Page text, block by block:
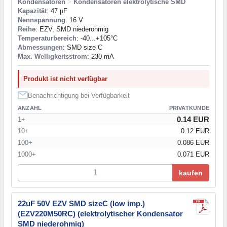
Kondensatoren > Kondensatoren elektrolytische SMD
Kapazität: 47 µF
Nennspannung: 16 V
Reihe: EZV, SMD niederohmig
Temperaturbereich: -40...+105°C
Abmessungen: SMD size C
Max. Welligkeitsstrom: 230 mA
Produkt ist nicht verfügbar
Benachrichtigung bei Verfügbarkeit
ANZAHL PRIVATKUNDE
1+ 0.14 EUR
10+
0.12 EUR
100+
0.086 EUR
1000+
0.071 EUR
kaufen
22uF 50V EZV SMD sizeC (low imp.)
(EZV220M50RC) (elektrolytischer Kondensator
SMD niederohmig)